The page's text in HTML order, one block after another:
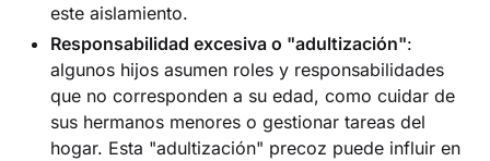
este aislamiento.
Responsabilidad excesiva o "adultización":
algunos hijos asumen roles y responsabilidades
que no corresponden a su edad, como cuidar de
sus hermanos menores o gestionar tareas del
hogar. Esta "adultización" precoz puede influir en